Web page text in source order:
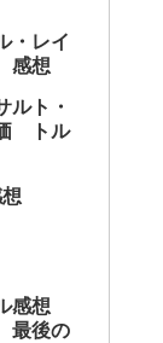
・レイ
感想
ト・
トル
感想
後の